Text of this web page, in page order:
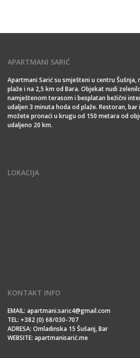
APARTMANI SARIĆ
Apartmani Sarić su smješteni u centru Šušnja,
plaže i na 2,5 km od Bara. Objekat nudi
namještenom terasom i besplatan bežični
udaljen 3 minuta hoda od plaže. Restoran,
možete pronaći u krugu od 150 metara od
udaljeno 20 km.
LOKACIJA
KONTAKT INFO
EMAIL: apartmani.saric4@gmail.com
TEL: +382 (0) 68/030-707
ADRESA: Omladinska 15 Šušanj, Bar
WEBSITE: apartmanisarić.me